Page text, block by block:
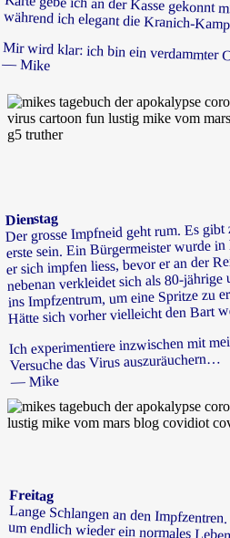
während ich elegant die Kranich-
Mir wird klar: ich bin ein
— Mike
Dienstag
Der grosse Impfneid geht rum. Es
erste sein. Ein Bürgermeister wurde
er sich impfen liess, bevor er an der
nebenan verkleidet sich als 80-
ins Impfzentrum, um eine Spritze zu
Hätte sich vorher vielleicht den Bart
Ich experimentiere inzwischen mit
Versuche das Virus auszuräuchern…
— Mike
Freitag
Lange Schlangen an den
um endlich wieder ein normales
Zwielichtige Dealer verkaufen
Preisen, für die man sonst nicht
Europapark bekäme. Zwei Menschen